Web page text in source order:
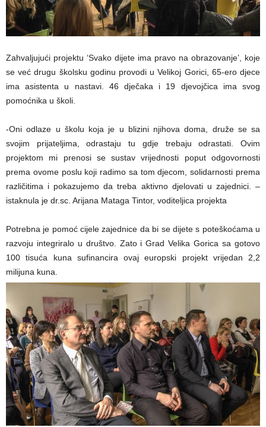
Zahvaljujući projektu ‘Svako dijete ima pravo na obrazovanje’, koje
se već drugu školsku godinu provodi u Velikoj Gorici, 65-ero djece
ima asistenta u nastavi. 46 dječaka i 19 djevojčica ima svog
pomoćnika u školi.
-Oni odlaze u školu koja je u blizini njihova doma, druže se sa
svojim prijateljima, odrastaju tu gdje trebaju odrastati. Ovim
projektom mi prenosi se sustav vrijednosti poput odgovornosti
prema ovome poslu koji radimo sa tom djecom, solidarnosti prema
različitima i pokazujemo da treba aktivno djelovati u zajednici. –
istaknula je dr.sc. Arijana Mataga Tintor, voditeljica projekta
Potrebna je pomoć cijele zajednice da bi se dijete s poteškoćama u
razvoju integriralo u društvo. Zato i Grad Velika Gorica sa gotovo
100 tisuća kuna sufinancira ovaj europski projekt vrijedan 2,2
milijuna kuna.